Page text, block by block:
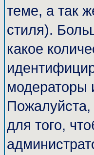
теме, а так
стиля).
какое
модераторы
для того,